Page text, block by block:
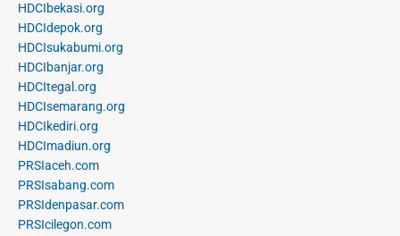
HDCIbekasi.org
HDCIdepok.org
HDCIsukabumi.org
HDCIbanjar.org
HDCItegal.org
HDCIsemarang.org
HDCIkediri.org
HDCImadiun.org
PRSIaceh.com
PRSIsabang.com
PRSIdenpasar.com
PRSIcilegon.com